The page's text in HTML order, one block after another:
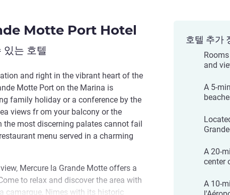
Motte Port Hotel
있는 호텔
and right in the vibrant heart of the
Motte Port on the Marina is
family holiday or a conference by the
views fr om your balcony or the
the most discerning palates cannot fail
menu served in a charming
Mercure la Grande Motte offers a
to relax and discover the area with
camargue, Nimes with its historic
호텔 추가
and
A 5-
A 20-
center
A 10-